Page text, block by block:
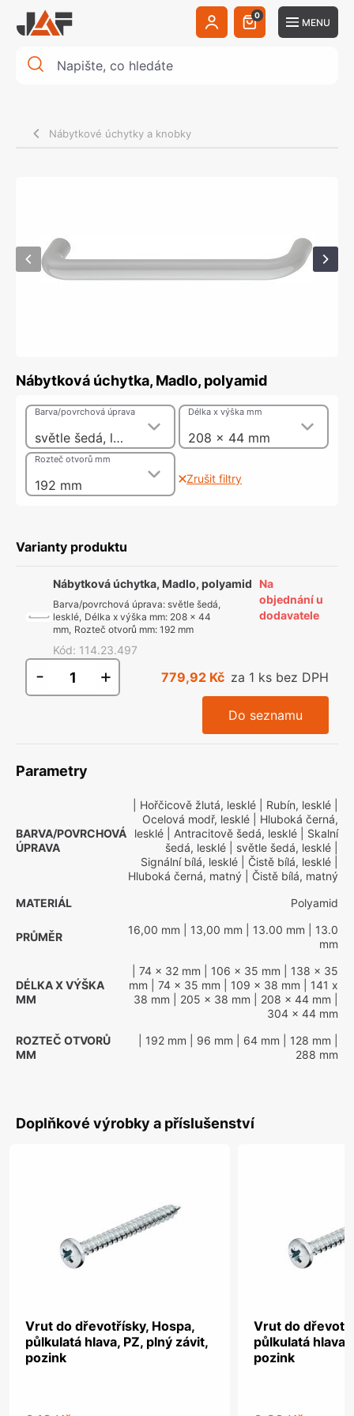
0
MENU
Nábytkové úchytky a knobky
Nábytková úchytka, Madlo, polyamid
světle šedá, lesklé
Barva/povrchová úprava
208 x 44 mm
Délka x výška mm
192 mm
Rozteč otvorů mm
Zrušit filtry
Varianty produktu
Nábytková úchytka, Madlo, polyamid
Barva/povrchová úprava: světle šedá,
lesklé, Délka x výška mm: 208 x 44
mm, Rozteč otvorů mm: 192 mm
Kód: 114.23.497
Na
objednání u
dodavatele
- + 779,92 Kč za 1 ks bez DPH
Do seznamu
Parametry
BARVA/POVRCHOVÁ
ÚPRAVA
| Hořčicově žlutá, lesklé | Rubín, lesklé
Ocelová modř, lesklé | Hluboká černá,
lesklé | Antracitově šedá, lesklé | Skalní
šedá, lesklé | světle šedá, lesklé
Signální bílá, lesklé | Čistě bílá, lesklé
Hluboká černá, matný | Čistě bílá, matný
MATERIÁL
Polyamid
PRŮMĚR
16,00 mm | 13,00 mm | 13.00 mm | 13.0
mm
DÉLKA X VÝŠKA
MM
| 74 x 32 mm | 106 x 35 mm | 138 x 35
mm | 74 x 35 mm | 109 x 38 mm | 141 x
38 mm | 205 x 38 mm | 208 x 44 mm
304 x 44 mm
ROZTEČ OTVORŮ
MM
| 192 mm | 96 mm | 64 mm | 128 mm
288 mm
Doplňkové výrobky a příslušenství
Vrut do dřevotřísky, Hospa,
půlkulatá hlava, PZ, plný závit,
pozink
Vrut do
půlkulatá hlava,
pozink